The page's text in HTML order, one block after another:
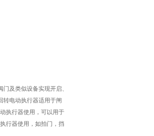
及类似设备实现开启、
转电动执行器适用于闸
执行器使用，可以用于
行器使用，如拍门，挡